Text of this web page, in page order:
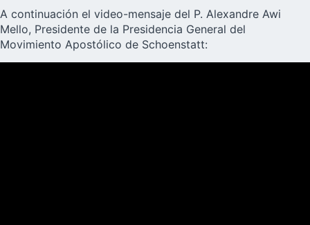
A continuación el video-mensaje del P. Alexandre Awi
Mello, Presidente de la Presidencia General del
Movimiento Apostólico de Schoenstatt: